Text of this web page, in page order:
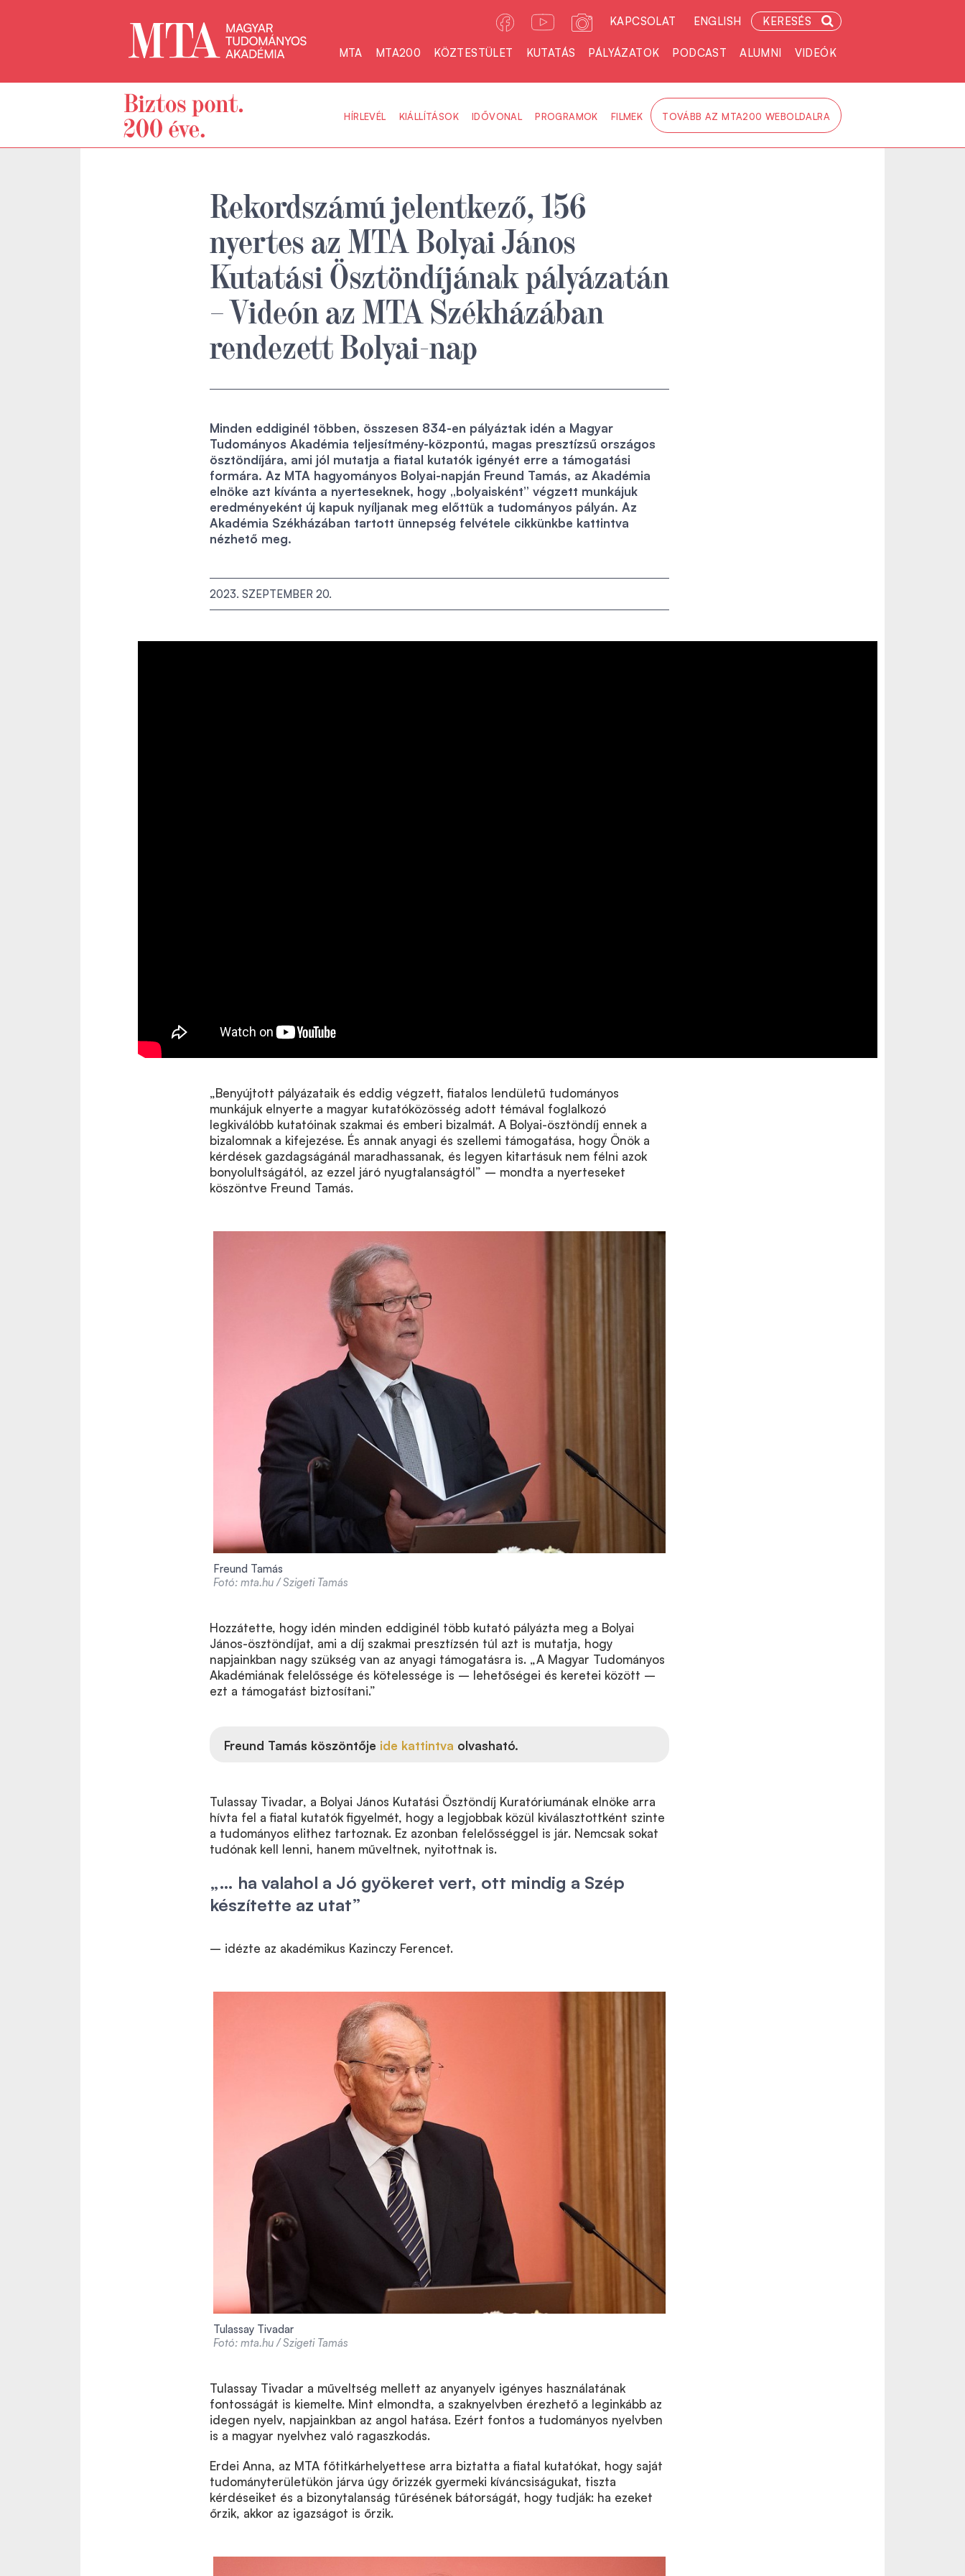
KAPCSOLAT ENGLISH KERESÉS
MTA MTA200 KÖZTESTÜLET KUTATÁS PÁLYÁZATOK PODCAST ALUMNI VIDEÓK
HÍRLEVÉL KIÁLLÍTÁSOK IDŐVONAL PROGRAMOK FILMEK TOVÁBB AZ MTA200 WEBOLDALRA
Rekordszámú jelentkező, 156
nyertes az MTA Bolyai János
Kutatási Ösztöndíjának pályázatán
– Videón az MTA Székházában
rendezett Bolyai-nap
Minden eddiginél többen, összesen 834-en pályáztak idén a Magyar
Tudományos Akadémia teljesítmény-központú, magas presztízsű országos
ösztöndíjára, ami jól mutatja a fiatal kutatók igényét erre a támogatási
formára. Az MTA hagyományos Bolyai-napján Freund Tamás, az Akadémia
elnöke azt kívánta a nyerteseknek, hogy „bolyaisként” végzett munkájuk
eredményeként új kapuk nyíljanak meg előttük a tudományos pályán. Az
Akadémia Székházában tartott ünnepség felvétele cikkünkbe kattintva
nézhető meg.
2023. SZEPTEMBER 20.
„Benyújtott pályázataik és eddig végzett, fiatalos lendületű tudományos
munkájuk elnyerte a magyar kutatóközösség adott témával foglalkozó
legkiválóbb kutatóinak szakmai és emberi bizalmát. A Bolyai-ösztöndíj ennek a
bizalomnak a kifejezése. És annak anyagi és szellemi támogatása, hogy Önök a
kérdések gazdagságánál maradhassanak, és legyen kitartásuk nem félni azok
bonyolultságától, az ezzel járó nyugtalanságtól” – mondta a nyerteseket
köszöntve Freund Tamás.
Freund Tamás
Fotó: mta.hu / Szigeti Tamás
Hozzátette, hogy idén minden eddiginél több kutató pályázta meg a Bolyai
János-ösztöndíjat, ami a díj szakmai presztízsén túl azt is mutatja, hogy
napjainkban nagy szükség van az anyagi támogatásra is. „A Magyar Tudományos
Akadémiának felelőssége és kötelessége is – lehetőségei és keretei között –
ezt a támogatást biztosítani.”
Freund Tamás köszöntője ide kattintva olvasható.
Tulassay Tivadar, a Bolyai János Kutatási Ösztöndíj Kuratóriumának elnöke arra
hívta fel a fiatal kutatók figyelmét, hogy a legjobbak közül kiválasztottként szinte
a tudományos elithez tartoznak. Ez azonban felelősséggel is jár. Nemcsak sokat
tudónak kell lenni, hanem műveltnek, nyitottnak is.
„… ha valahol a Jó gyökeret vert, ott mindig a Szép
készítette az utat”
– idézte az akadémikus Kazinczy Ferencet.
Tulassay Tivadar
Fotó: mta.hu / Szigeti Tamás
Tulassay Tivadar a műveltség mellett az anyanyelv igényes használatának
fontosságát is kiemelte. Mint elmondta, a szaknyelvben érezhető a leginkább az
idegen nyelv, napjainkban az angol hatása. Ezért fontos a tudományos nyelvben
is a magyar nyelvhez való ragaszkodás.
Erdei Anna, az MTA főtitkárhelyettese arra biztatta a fiatal kutatókat, hogy saját
tudományterületükön járva úgy őrizzék gyermeki kíváncsiságukat, tiszta
kérdéseiket és a bizonytalanság tűrésének bátorságát, hogy tudják: ha ezeket
őrzik, akkor az igazságot is őrzik.